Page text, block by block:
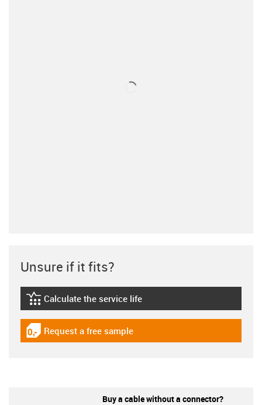
Unsure if it fits?
igus-icon-lebensdauerrechner
Calculate the service life
igus-icon-gratismuster
Request a free sample
Buy a cable without a connector?